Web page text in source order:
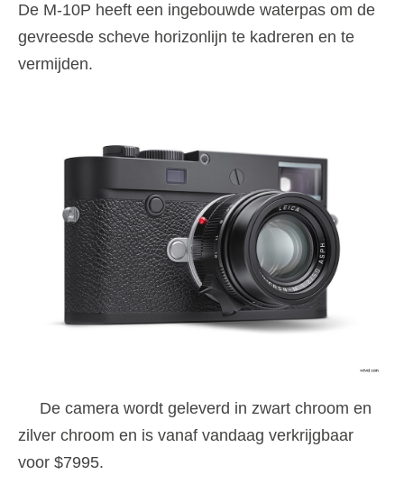
De M-10P heeft een ingebouwde waterpas om de
gevreesde scheve horizonlijn te kadreren en te
vermijden.
De camera wordt geleverd in zwart chroom en
zilver chroom en is vanaf vandaag verkrijgbaar
voor $7995.